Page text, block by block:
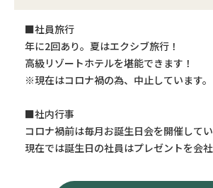
■社員旅行
年に2回あり。夏はエクシブ旅行！
高級リゾートホテルを堪能できます！
※現在はコロナ禍の為、中止しています。
■社内行事
コロナ禍前は毎月お誕生日会を開催してい
現在では誕生日の社員はプレゼントを会社